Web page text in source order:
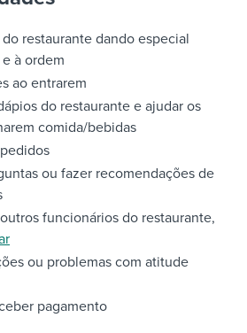
do restaurante dando especial
à ordem
ao entrarem
do restaurante e ajudar os
comida/bebidas
ou fazer recomendações de
funcionários do restaurante,
ou problemas com atitude
pagamento